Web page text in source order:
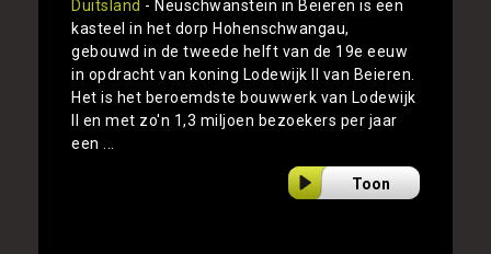
Duitsland - Neuschwanstein in Beieren is een
kasteel in het dorp Hohenschwangau,
gebouwd in de tweede helft van de 19e eeuw
in opdracht van koning Lodewijk II van Beieren.
Het is het beroemdste bouwwerk van Lodewijk
II en met zo'n 1,3 miljoen bezoekers per jaar
een ...
Toon